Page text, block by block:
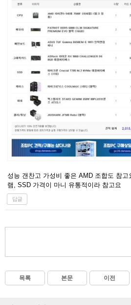
성능 갠찬고 가성비 좋은 AMD 조합도 참고
램, SSD 가격이 마니 유통적이라 참고요
답글
목록 본문 이전